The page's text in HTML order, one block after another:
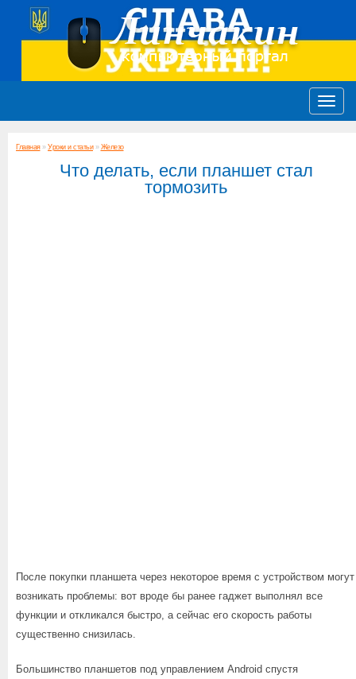
Главная» Уроки и статьи» Железо
Что делать, если планшет стал
тормозить
После покупки планшета через некоторое время с устройством могут
возникать проблемы: вот вроде бы ранее гаджет выполнял все
функции и откликался быстро, а сейчас его скорость работы
существенно снизилась.
Большинство планшетов под управлением Android спустя